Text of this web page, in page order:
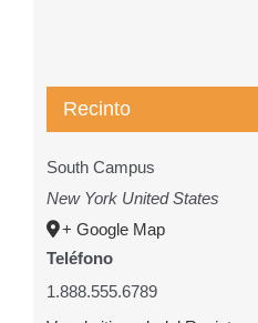
Recinto
South Campus
New York United States
+ Google Map
Teléfono
1.888.555.6789